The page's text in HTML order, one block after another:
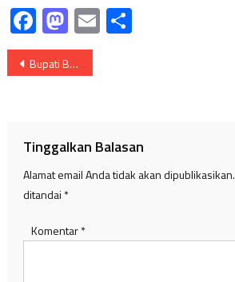
Facebook
Mastodon
Email
Navigasi
Bupati Banyuasin Hadiri Perpisahan 290 Siswa Kelas Vl Di Talang Kelapa
Tinggalkan Balasan
Alamat email Anda tidak akan dipublikasikan.
ditandai *
Komentar*